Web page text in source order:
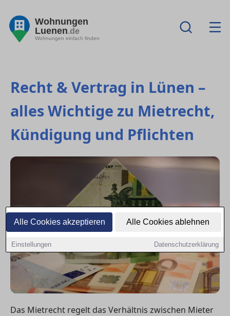
Alle Cookies akzeptieren Alle Cookies ablehnen
Einstellungen Datenschutzerklärung
Wohnungen
Luenen.de
Wohnungen einfach finden
Recht & Vertrag in Lünen –
alles Wichtige zu Mietrecht,
Kündigung und Pflichten
Das Mietrecht regelt das Verhältnis zwischen Mieter